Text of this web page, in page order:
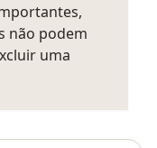
não podem
uma